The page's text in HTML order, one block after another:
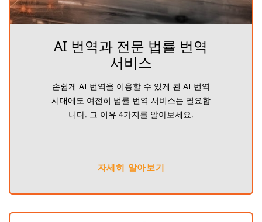
AI 번역과 전문 법률 번역
서비스
손쉽게 AI 번역을 이용할 수 있게 된 AI 번역
시대에도 여전히 법률 번역 서비스는 필요합
니다. 그 이유 4가지를 알아보세요.
자세히 알아보기